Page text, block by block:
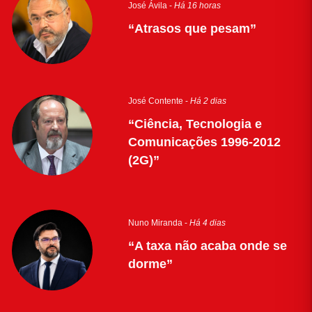
José Ávila - Há 16 horas
“Atrasos que pesam”
José Contente - Há 2 dias
“Ciência, Tecnologia e
Comunicações 1996-2012
(2G)”
Nuno Miranda - Há 4 dias
“A taxa não acaba onde se
dorme”